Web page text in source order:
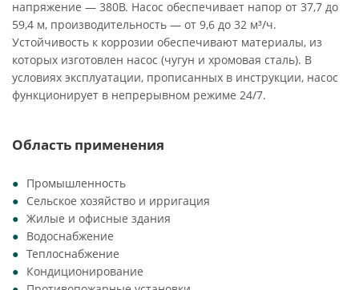
напряжение — 380В. Насос обеспечивает напор от 37,7 до
59,4 м, производительность — от 9,6 до 32 м³/ч.
Устойчивость к коррозии обеспечивают материалы, из
которых изготовлен насос (чугун и хромовая сталь). В
условиях эксплуатации, прописанных в инструкции, насос
функционирует в непрерывном режиме 24/7.
Область применения
Промышленность
Сельское хозяйство и ирригация
Жилые и офисные здания
Водоснабжение
Теплоснабжение
Кондиционирование